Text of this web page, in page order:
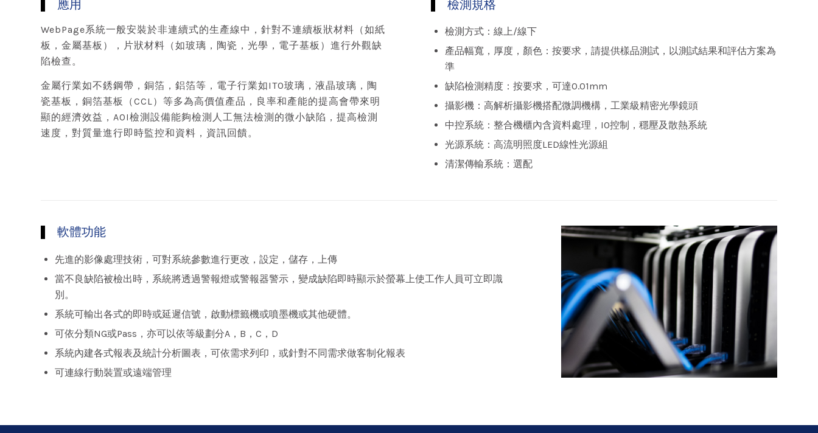
應用
WebPage系統一般安裝於非連續式的生產線中，針對不連續板狀材料（如紙
板，金屬基板），片狀材料（如玻璃，陶瓷，光學，電子基板）進行外觀缺
陷檢查。
金屬行業如不銹鋼帶，銅箔，鋁箔等，電子行業如ITO玻璃，液晶玻璃，陶
瓷基板，銅箔基板（CCL）等多為高價值產品，良率和產能的提高會帶來明
顯的經濟效益，AOI檢測設備能夠檢測人工無法檢測的微小缺陷，提高檢測
速度，對質量進行即時監控和資料，資訊回饋。
檢測規格
檢測方式：線上/線下
產品幅寬，厚度，顏色：按要求，請提供樣品測試，以測試結果和評估方案為
準
缺陷檢測精度：按要求，可達0.01mm
攝影機：高解析攝影機搭配微調機構，工業級精密光學鏡頭
中控系統：整合機櫃內含資料處理，IO控制，穩壓及散熱系統
光源系統：高流明照度LED線性光源組
清潔傳輸系統：選配
軟體功能
先進的影像處理技術，可對系統參數進行更改，設定，儲存，上傳
當不良缺陷被檢出時，系統將透過警報燈或警報器警示，變成缺陷即時顯示於螢幕上使工作人員可立即識
別。
系統可輸出各式的即時或延遲信號，啟動標籤機或噴墨機或其他硬體。
可依分類NG或Pass，亦可以依等級劃分A，B，C，D
系統內建各式報表及統計分析圖表，可依需求列印，或針對不同需求做客制化報表
可連線行動裝置或遠端管理